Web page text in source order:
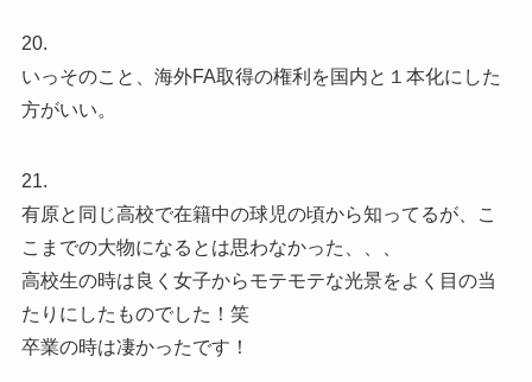
20.
いっそのこと、海外FA取得の権利を国内と１本化にした
方がいい。
21.
有原と同じ高校で在籍中の球児の頃から知ってるが、こ
こまでの大物になるとは思わなかった、、、
高校生の時は良く女子からモテモテな光景をよく目の当
たりにしたものでした！笑
卒業の時は凄かったです！